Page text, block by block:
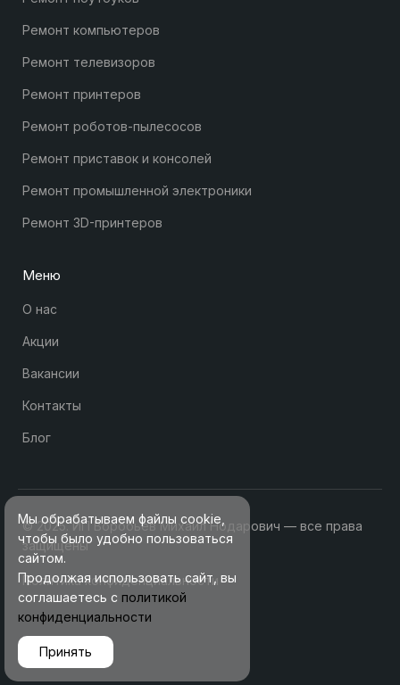
Ремонт компьютеров
Ремонт телевизоров
Ремонт принтеров
Ремонт роботов-пылесосов
Ремонт приставок и консолей
Ремонт промышленной электроники
Ремонт 3D-принтеров
Меню
О нас
Акции
Вакансии
Контакты
Блог
© 2025. ИП Воробьев Михаил Нодарович — все права
защищены
Политика конфиденциальности
Мы обрабатываем файлы cookie,
чтобы было удобно пользоваться
сайтом.
Продолжая использовать сайт, вы
соглашаетесь с политикой
конфиденциальности
Принять